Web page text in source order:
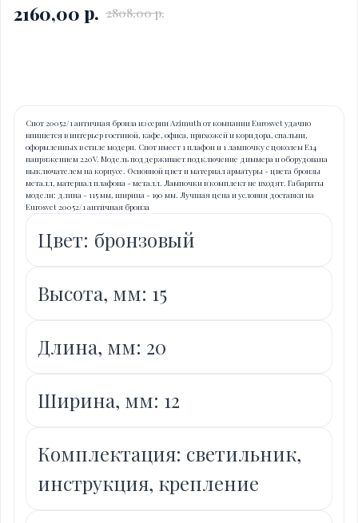
2160,00 р. 2808,00 р.
Спот 20052/1 античная бронза из серии Azimuth от компании Eurosvet удачно
впишется в интерьер гостиной, кафе, офиса, прихожей и коридора, спальни,
оформленных в стиле модерн. Спот имеет 1 плафон и 1 лампочку с цоколем E14
напряжением 220V. Модель поддерживает подключение диммера и оборудована
выключателем на корпусе. Основной цвет и материал арматуры - цвета бронзы
металл, материал плафона - металл. Лампочки в комплект не входят. Габариты
модели: длина - 115 мм, ширина - 190 мм. Лучшая цена и условия доставки на
Eurosvet 20052/1 античная бронза
Цвет: бронзовый
Высота, мм: 15
Длина, мм: 20
Ширина, мм: 12
Комплектация: светильник,
инструкция, крепление